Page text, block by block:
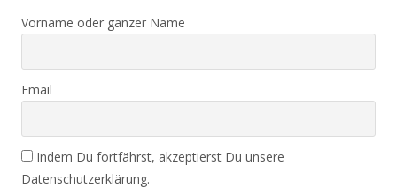
Vorname oder ganzer Name
Email
Indem Du fortfährst, akzeptierst Du unsere
Datenschutzerklärung.